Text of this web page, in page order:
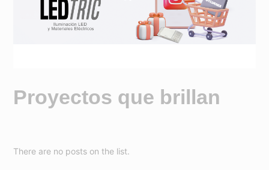
Proyectos que brillan
There are no posts on the list.